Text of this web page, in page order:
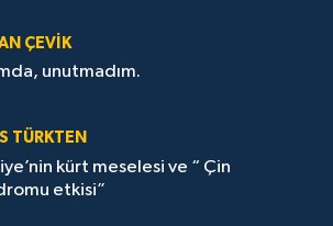
ÇEVİK
unutmadım.
TÜRKTEN
kürt meselesi ve “ Çin
etkisi”